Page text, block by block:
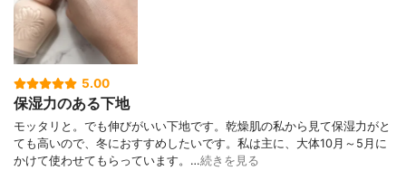
5.00
保湿力のある下地
モッタリと。でも伸びがいい下地です。乾燥肌の私から見て保湿力がと
ても高いので、冬におすすめしたいです。私は主に、大体10月～5月に
かけて使わせてもらっています。…続きを見る